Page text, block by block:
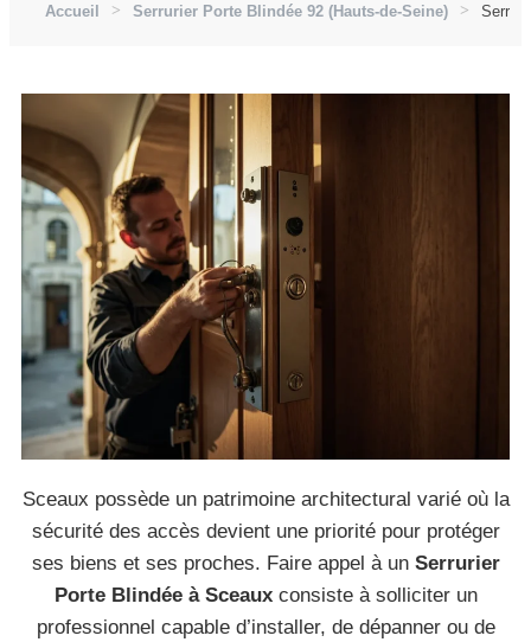
Accueil Serrurier Porte Blindée 92 (Hauts-de-Seine)
Sceaux possède un patrimoine architectural varié où la
sécurité des accès devient une priorité pour protéger
ses biens et ses proches. Faire appel à un Serrurier
Porte Blindée à Sceauxconsiste à solliciter un
professionnel capable d’installer, de dépanner ou de